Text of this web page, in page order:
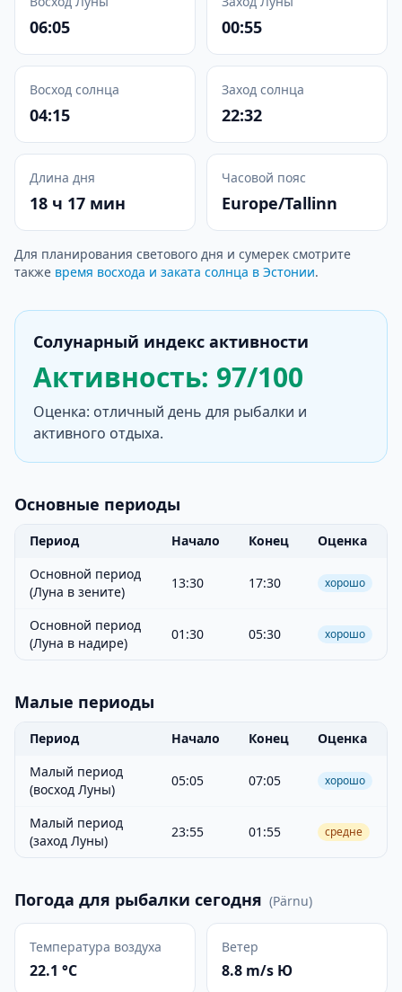
06:05 00:55
Восход солнца
04:15
Заход солнца
22:32
Длина дня
18 ч 17 мин
Часовой пояс
Europe/Tallinn
Для планирования светового дня и сумерек смотрите
также время восхода и заката солнца в Эстонии.
Солунарный индекс активности
Активность: 97/100
Оценка: отличный день для рыбалки и
активного отдыха.
Основные периоды
Период Начало Конец
Оценка
Основной период
(Луна в зените)
13:30 17:30 хорошо
Основной период
(Луна в надире)
01:30 05:30 хорошо
Малые периоды
Период Начало Конец
Оценка
Малый период
(восход Луны)
05:05 07:05 хорошо
Малый период
(заход Луны)
23:55 01:55 средне
Погода для рыбалки сегодня (Pärnu)
Температура воздуха
22.1 °C
Ветер
8.8 m/s Ю